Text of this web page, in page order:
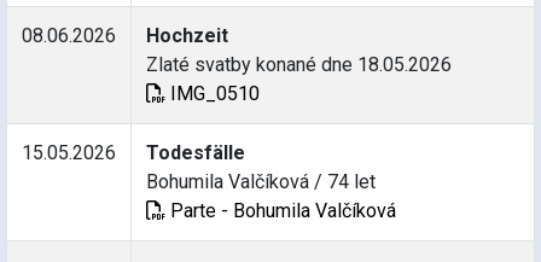
08.06.2026
Hochzeit
Zlaté svatby konané dne 18.05.2026
IMG_0510
15.05.2026
Todesfälle
Bohumila Valčíková / 74 let
Parte - Bohumila Valčíková